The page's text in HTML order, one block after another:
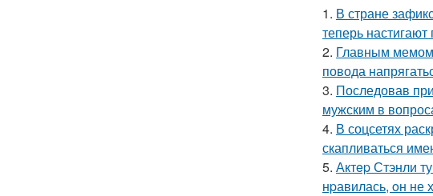
1. В стране
теперь
2. Главным мемом
повода
3. Последовав
мужским в
4. В соцсетях
скапливаться
5. Актep Стэнли
нpавилась, oн не